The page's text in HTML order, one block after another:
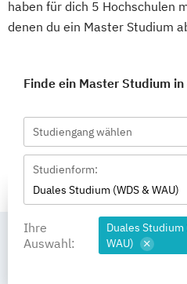
haben für dich 5 Hochschulen
denen du ein Master Studium
Finde ein Master Studium
Studiengang wählen
Studienform:
Duales Studium (WDS & WAU)
Ihre
Auswahl:
Duales Studium
WAU)